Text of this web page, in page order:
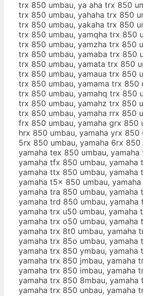
trx 850 umbau, ya aha trx 850
trx 850 umbau, yahaha trx 850
trx 850 umbau, yakaha trx 850
trx 850 umbau, yamqha trx 850
trx 850 umbau, yamzha trx 850
trx 850 umbau, yamaba trx 850
trx 850 umbau, yamata trx 850
trx 850 umbau, yamaua trx 850
trx 850 umbau, yamama trx 850
trx 850 umbau, yamahq trx 850
trx 850 umbau, yamahz trx 850
trx 850 umbau, yamaha rrx 850
frx 850 umbau, yamaha grx 850
hrx 850 umbau, yamaha yrx 850
5rx 850 umbau, yamaha 6rx 850
yamaha tex 850 umbau,
yamaha tfx 850 umbau, yamaha
yamaha ttx 850 umbau, yamaha
yamaha t5x 850 umbau,
yamaha tra 850 umbau, yamaha
yamaha trd 850 umbau, yamaha
yamaha trx u50 umbau, yamaha
yamaha trx o50 umbau, yamaha
yamaha trx 8t0 umbau, yamaha
yamaha trx 85o umbau, yamaha
yamaha trx 850 ymbau, yamaha
yamaha trx 850 jmbau, yamaha
yamaha trx 850 imbau, yamaha
yamaha trx 850 8mbau, yamaha
yamaha trx 850 unbau, yamaha